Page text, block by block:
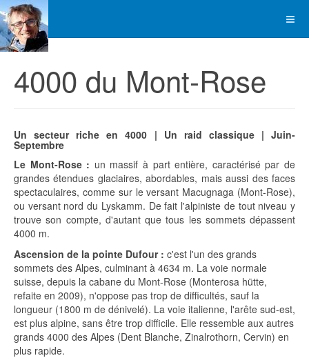
4000 du Mont-Rose
Un secteur riche en 4000 | Un raid classique | Juin-
Septembre
Le Mont-Rose : un massif à part entière, caractérisé par de
grandes étendues glaciaires, abordables, mais aussi des faces
spectaculaires, comme sur le versant Macugnaga (Mont-Rose),
ou versant nord du Lyskamm. De fait l'alpiniste de tout niveau y
trouve son compte, d'autant que tous les sommets dépassent
4000 m.
Ascension de la pointe Dufour : c'est l'un des grands
sommets des Alpes, culminant à 4634 m. La voie normale
suisse, depuis la cabane du Mont-Rose (Monterosa hütte,
refaite en 2009), n'oppose pas trop de difficultés, sauf la
longueur (1800 m de dénivelé). La voie italienne, l'arête sud-est,
est plus alpine, sans être trop difficile. Elle ressemble aux autres
grands 4000 des Alpes (Dent Blanche, Zinalrothorn, Cervin) en
plus rapide.